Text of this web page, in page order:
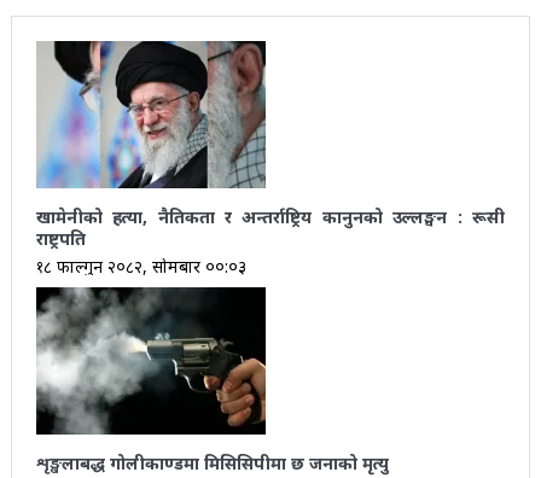
खामेनीको हत्या, नैतिकता र अन्तर्राष्ट्रिय कानुनको उल्लङ्घन : रूसी
राष्ट्रपति
१८ फाल्गुन २०८२, सोमबार ००:०३
शृङ्खलाबद्ध गोलीकाण्डमा मिसिसिपीमा छ जनाको मृत्यु